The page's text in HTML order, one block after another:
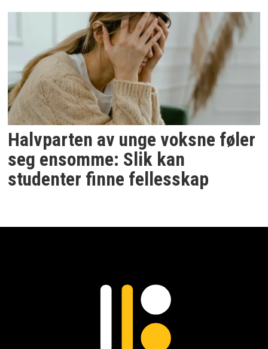
Halvparten av unge voksne føler
seg ensomme: Slik kan
studenter finne fellesskap